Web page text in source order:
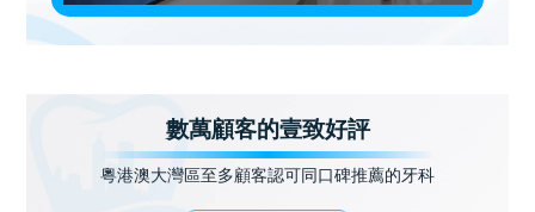
數萬顧客的壹致好評
粵港澳大灣區至多顧客認可同口碑推薦的牙科